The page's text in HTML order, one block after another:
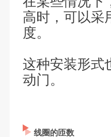
高时，可以采
度。
这种安装形式
动门。
线圈的匝数